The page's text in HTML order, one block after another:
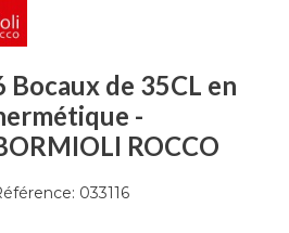
Bocaux de 35CL en
-
ROCCO
033116